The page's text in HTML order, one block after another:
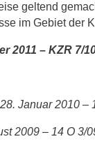
geltend
im Gebiet der
2011 – KZR 7/
Januar 2010 –
2009 – 14 O 3/